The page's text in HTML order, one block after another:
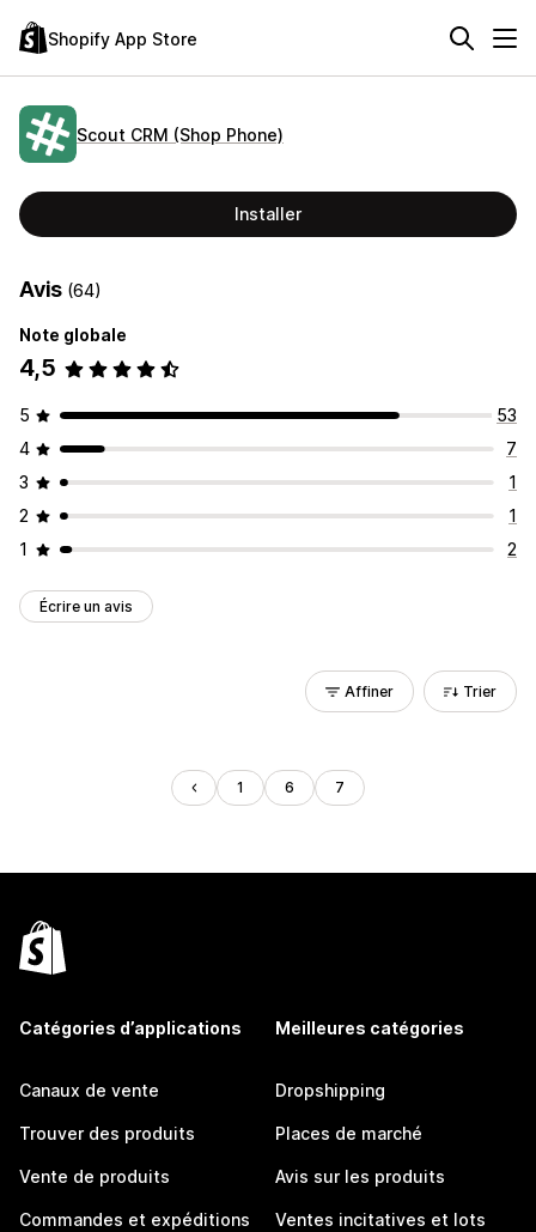
Shopify App Store
Scout CRM (Shop Phone)
Installer
Avis (64)
Note globale
4,5
5
53
4
7
3
1
2
1
1
2
Écrire un avis
Affiner Trier
1 6 7
Catégories d’applications
Canaux de vente
Trouver des produits
Vente de produits
Commandes et expéditions
Meilleures catégories
Dropshipping
Places de marché
Avis sur les produits
Ventes incitatives et lots